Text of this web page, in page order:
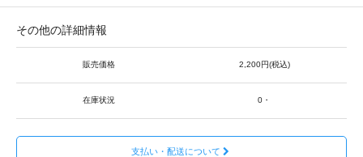
その他の詳細情報
販売価格 2,200円(税込)
在庫状況 0・
支払い・配送について